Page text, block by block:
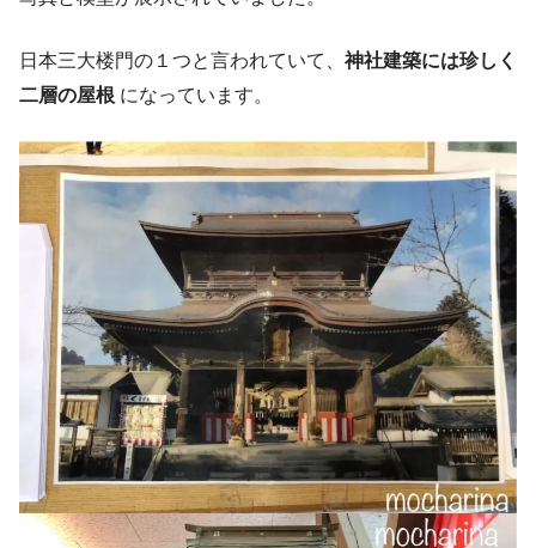
日本三大楼門の１つと言われていて、 神社建築には珍しく
二層の屋根 になっています。